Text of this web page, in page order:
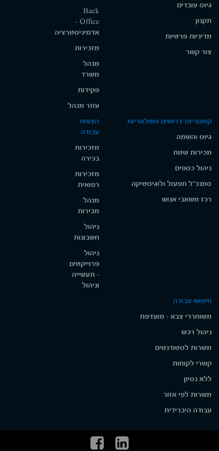
גיוס עובדים
תקנון
מדיניות פרטיות
צור קשר
Back
Office -
אדמיניסטרציה
מזכירות
מנהל
משרד
פקידות
עוזר מנהל
קטגוריות דרושים פופלאריות
גיוס והשמה
מכירות שטח
ניהול כספים
סמנכ"ל תפעול ולוגיסטיקה
רכז משאבי אנוש
הצעות
עבודה
מזכירות
בכירה
מזכירות
רפואית
מנהל
מכירות
ניהול
חשבונות
ניהול
פרוייקטים
- תעשייה
וניהול
חיפוש עבודה
משוחררי צבא - מועדפת
ניהול רכש
משרות לסטודנטים
קשרי לקוחות
ללא נסיון
משרות לפי אזור
עבודה היברידית